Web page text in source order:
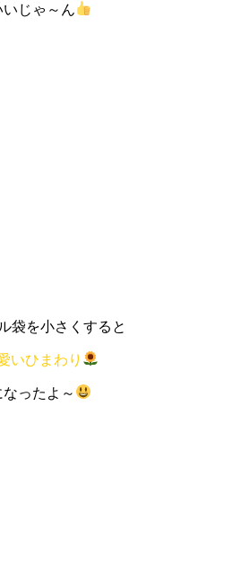
いじゃ～ん
袋を小さくすると
いひまわり
なったよ～